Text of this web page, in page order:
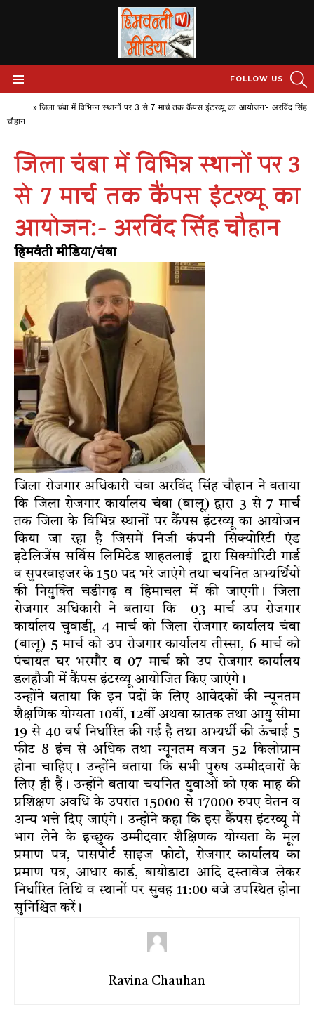
FOLLOW US
» जिला चंबा में विभिन्न स्थानों पर 3 से 7 मार्च तक कैंपस इंटरव्यू का आयोजन:- अरविंद सिंह
चौहान
जिला चंबा में विभिन्न स्थानों पर 3
से 7 मार्च तक कैंपस इंटरव्यू का
आयोजन:- अरविंद सिंह चौहान
हिमवंती मीडिया/चंबा
जिला रोजगार अधिकारी चंबा अरविंद सिंह चौहान ने बताया
कि जिला रोजगार कार्यालय चंबा (बालू) द्वारा 3 से 7 मार्च
तक जिला के विभिन्न स्थानों पर कैंपस इंटरव्यू का आयोजन
किया जा रहा है जिसमें निजी कंपनी सिक्योरिटी एंड
इटेलिजेंस सर्विस लिमिटेड शाहतलाई द्वारा सिक्योरिटी गार्ड
व सुपरवाइजर के 150 पद भरे जाएंगे तथा चयनित अभ्यर्थियों
की नियुक्ति चडीगढ़ व हिमाचल में की जाएगी। जिला
रोजगार अधिकारी ने बताया कि 03 मार्च उप रोजगार
कार्यालय चुवाडी़, 4 मार्च को जिला रोजगार कार्यालय चंबा
(बालू) 5 मार्च को उप रोजगार कार्यालय तीस्सा, 6 मार्च को
पंचायत घर भरमौर व 07 मार्च को उप रोजगार कार्यालय
डलहौजी में कैंपस इंटरव्यू आयोजित किए जाएंगे।
उन्होंने बताया कि इन पदों के लिए आवेदकों की न्यूनतम
शैक्षणिक योग्यता 10वीं, 12वीं अथवा स्नातक तथा आयु सीमा
19 से 40 वर्ष निर्धारित की गई है तथा अभ्यर्थी की ऊंचाई 5
फीट 8 इंच से अधिक तथा न्यूनतम वजन 52 किलोग्राम
होना चाहिए। उन्होंने बताया कि सभी पुरुष उम्मीदवारों के
लिए ही हैं। उन्होंने बताया चयनित युवाओं को एक माह की
प्रशिक्षण अवधि के उपरांत 15000 से 17000 रुपए वेतन व
अन्य भत्ते दिए जाएंगे। उन्होंने कहा कि इस कैंपस इंटरव्यू में
भाग लेने के इच्छुक उम्मीदवार शैक्षिणक योग्यता के मूल
प्रमाण पत्र, पासपोर्ट साइज फोटो, रोजगार कार्यालय का
प्रमाण पत्र, आधार कार्ड, बायोडाटा आदि दस्तावेज लेकर
निर्धारित तिथि व स्थानों पर सुबह 11:00 बजे उपस्थित होना
सुनिश्चित करें।
Ravina Chauhan